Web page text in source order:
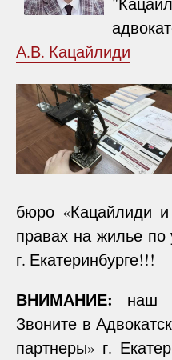
А.В. Кацайлиди
бюро «Кацайлиди
правах на жилье по
г. Екатеринбурге!!!
ВНИМАНИЕ: наш
Звоните в
партнеры» г.